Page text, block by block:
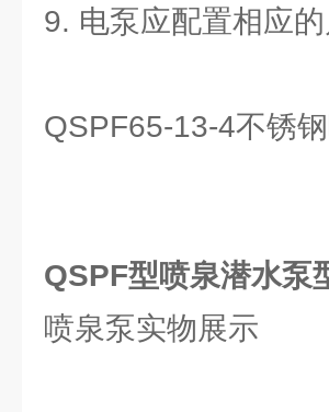
9. 电泵应配置相应
QSPF65-13-4不锈
QSPF型喷泉潜水泵
喷泉泵实物展示